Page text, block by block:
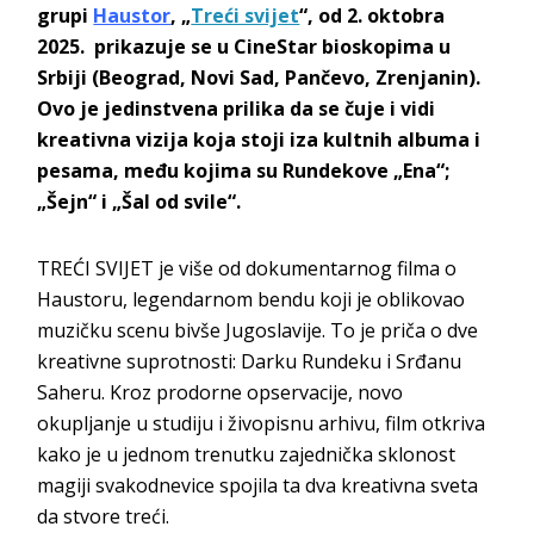
grupi Haustor, „Treći svijet“, od 2. oktobra
2025. prikazuje se u CineStar bioskopima u
Srbiji (Beograd, Novi Sad, Pančevo, Zrenjanin).
Ovo je jedinstvena prilika da se čuje i vidi
kreativna vizija koja stoji iza kultnih albuma i
pesama, među kojima su Rundekove „Ena“;
„Šejn“ i „Šal od svile“.
TREĆI SVIJET je više od dokumentarnog filma o
Haustoru, legendarnom bendu koji je oblikovao
muzičku scenu bivše Jugoslavije. To je priča o dve
kreativne suprotnosti: Darku Rundeku i Srđanu
Saheru. Kroz prodorne opservacije, novo
okupljanje u studiju i živopisnu arhivu, film otkriva
kako je u jednom trenutku zajednička sklonost
magiji svakodnevice spojila ta dva kreativna sveta
da stvore treći.